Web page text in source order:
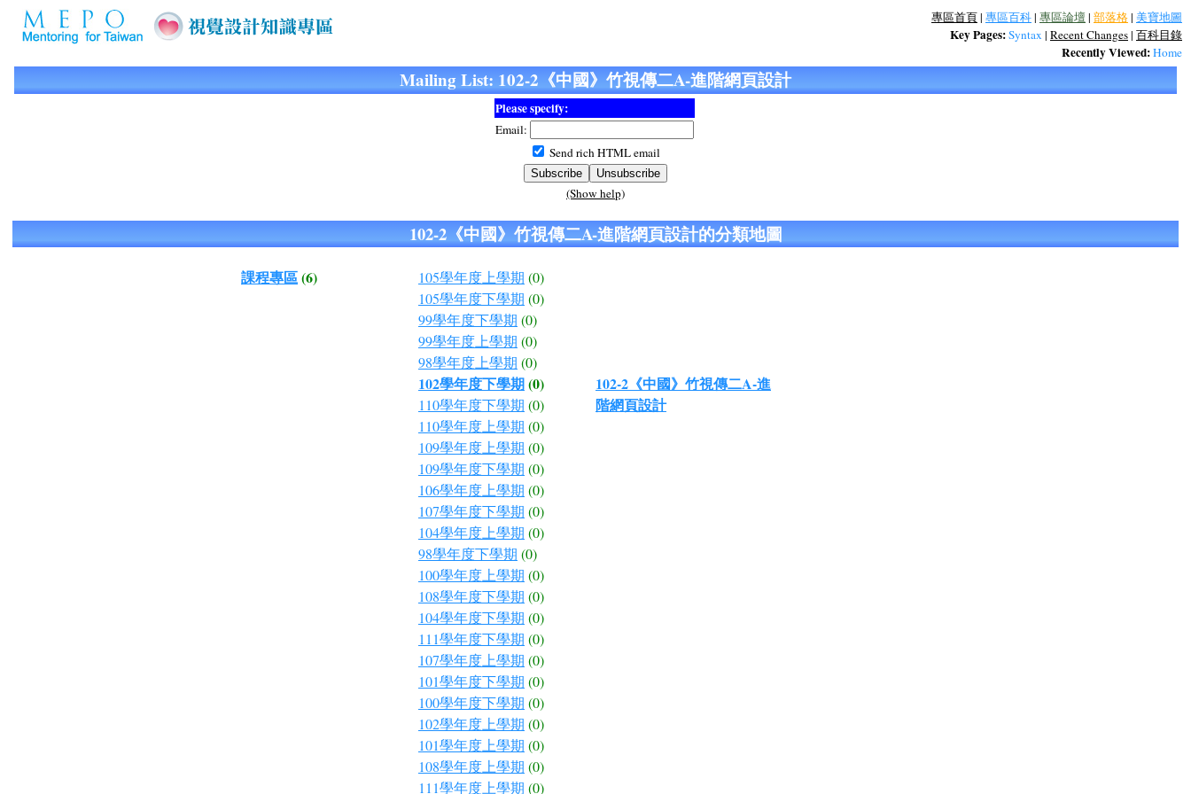
專區首頁| 專區百科| 專區論壇| 部落格| 美寶地圖
Key Pages:Syntax | Recent Changes| 百科目錄
Recently Viewed:Home
Mailing List: 102-2《中國》竹視傳二A-進階網頁設計
Please specify:
Email:
Send rich HTML email
(Show help)
102-2《中國》竹視傳二A-進階網頁設計的分類地圖
課程專區(6) 105學年度上學期 (0)
105學年度下學期 (0)
99學年度下學期 (0)
99學年度上學期 (0)
98學年度上學期 (0)
102學年度下學期(0)
110學年度下學期 (0)
110學年度上學期 (0)
109學年度上學期 (0)
109學年度下學期 (0)
106學年度上學期 (0)
107學年度下學期 (0)
104學年度上學期 (0)
98學年度下學期 (0)
100學年度上學期 (0)
108學年度下學期 (0)
104學年度下學期 (0)
111學年度下學期 (0)
107學年度上學期 (0)
101學年度下學期 (0)
100學年度下學期 (0)
102學年度上學期 (0)
101學年度上學期 (0)
108學年度上學期 (0)
111學年度上學期 (0)
102-2《中國》竹視傳二A-進
階網頁設計